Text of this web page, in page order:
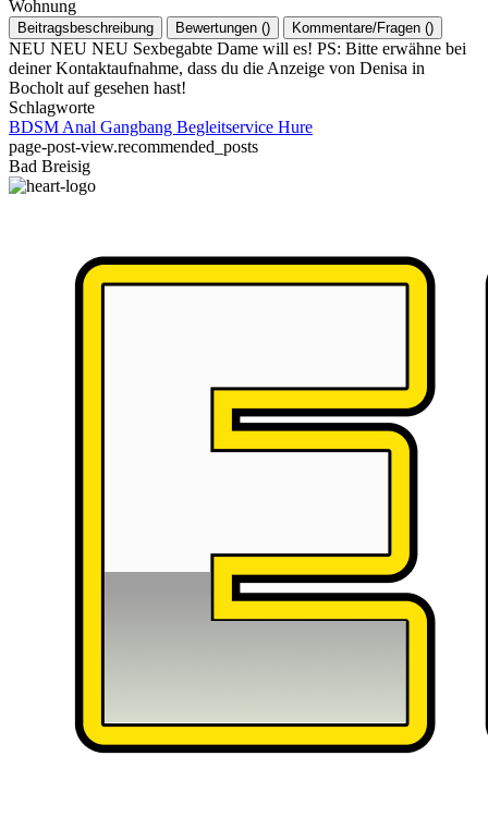
Wohnung
Beitragsbeschreibung Bewertungen () Kommentare/Fragen ()
NEU NEU NEU Sexbegabte Dame will es! PS: Bitte erwähne bei
deiner Kontaktaufnahme, dass du die Anzeige von Denisa in
Bocholt auf gesehen hast!
Schlagworte
BDSM Anal Gangbang Begleitservice Hure
page-post-view.recommended_posts
Bad Breisig